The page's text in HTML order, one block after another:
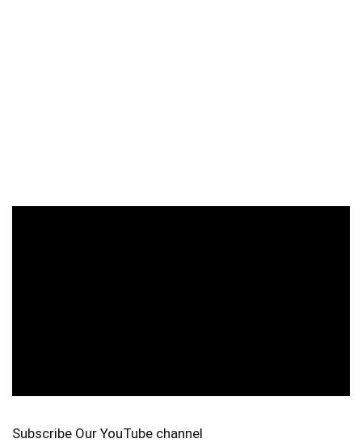
Subscribe Our YouTube channel